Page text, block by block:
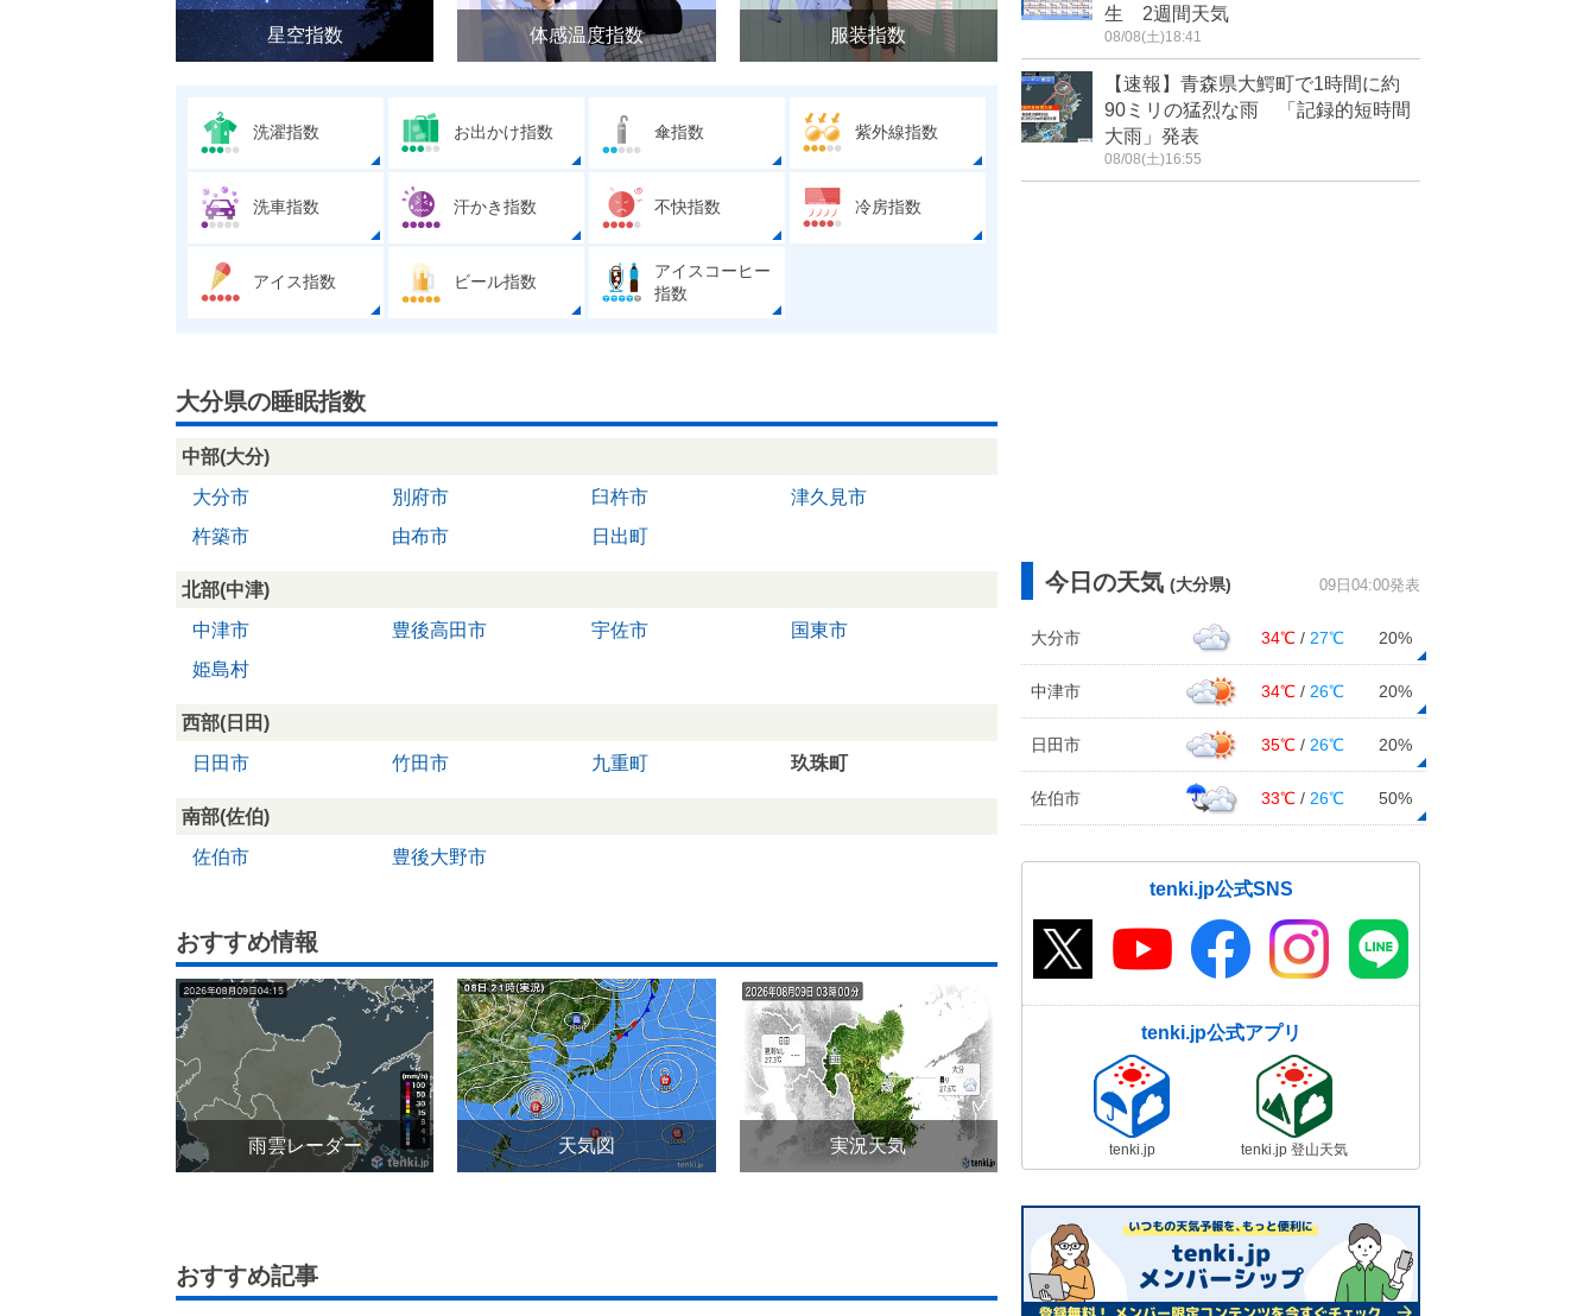
星空指数 体感温度指数 服装指数
洗濯指数 お出かけ指数 傘指数 紫外線指数
洗車指数 汗かき指数 不快指数 冷房指数
アイス指数 ビール指数
アイスコーヒー
指数
大分県の睡眠指数
中部(大分)
大分市
別府市 臼杵市
津久見市
杵築市
由布市 日出町
北部(中津)
中津市
豊後高田市 宇佐市
国東市
姫島村
西部(日田)
日田市
竹田市 九重町 玖珠町
南部(佐伯)
佐伯市
豊後大野市
おすすめ情報
雨雲レーダー 天気図 実況天気
おすすめ記事
生 2週間天気
08/08(土)18:41
【速報】青森県大鰐町で1時間に約
90ミリの猛烈な雨 「記録的短時間
大雨」発表
08/08(土)16:55
今日の天気 (大分県) 09日04:00発表
大分市 34℃ / 27℃ 20%
中津市 34℃ / 26℃ 20%
日田市 35℃ / 26℃ 20%
佐伯市 33℃ / 26℃ 50%
tenki.jp公式SNS
tenki.jp公式アプリ
tenki.jp tenki.jp 登山天気